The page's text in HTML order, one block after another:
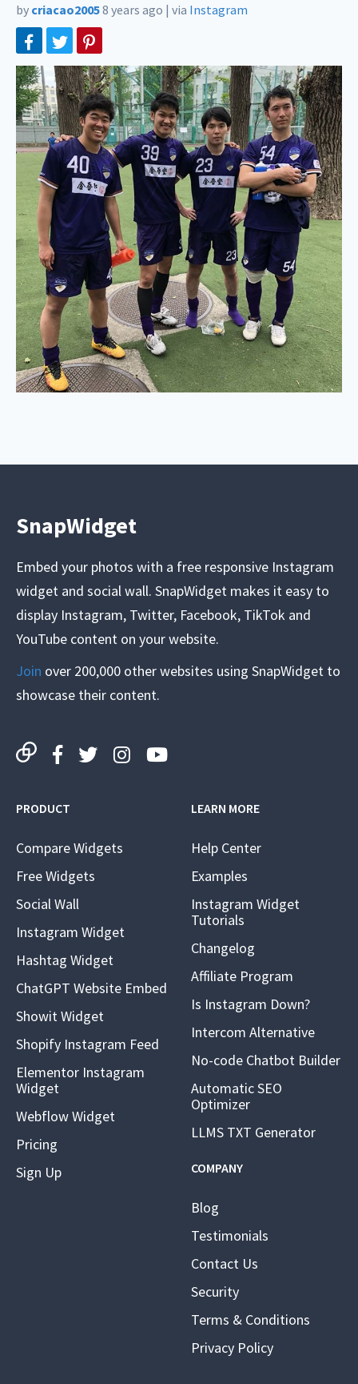
by criacao20058 years ago | via Instagram
SnapWidget
Embed your photos with a free responsive Instagram
widget and social wall. SnapWidget makes it easy to
display Instagram, Twitter, Facebook, TikTok and
YouTube content on your website.
Join over 200,000 other websites using SnapWidget to
showcase their content.
PRODUCT
Compare Widgets
Free Widgets
Social Wall
Instagram Widget
Hashtag Widget
ChatGPT Website Embed
Showit Widget
Shopify Instagram Feed
Elementor Instagram
Widget
Webflow Widget
Pricing
Sign Up
LEARN MORE
Help Center
Examples
Instagram Widget
Tutorials
Changelog
Affiliate Program
Is Instagram Down?
Intercom Alternative
No-code Chatbot Builder
Automatic SEO
Optimizer
LLMS TXT Generator
COMPANY
Blog
Testimonials
Contact Us
Security
Terms & Conditions
Privacy Policy